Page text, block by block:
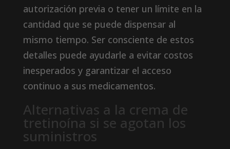
autorización previa o tener un límite en la
cantidad que se puede dispensar al
mismo tiempo. Ser consciente de estos
detalles puede ayudarle a evitar costos
inesperados y garantizar el acceso
continuo a sus medicamentos.
Alternativas a la crema de
tretinoína si se agotan los
suministros